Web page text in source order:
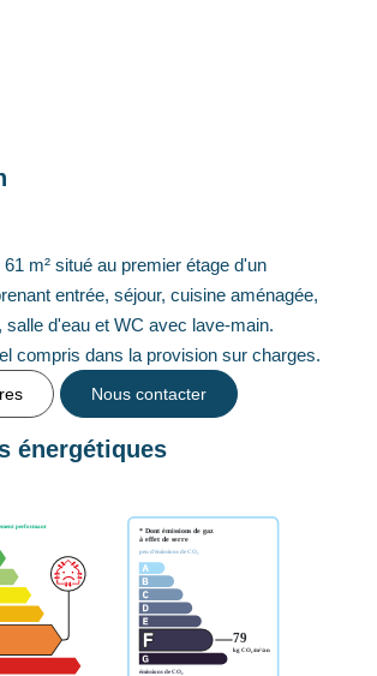
m² situé au premier étage d'un
entrée, séjour, cuisine aménagée,
d'eau et WC avec lave-main.
compris dans la provision sur charges.
Nous contacter
énergétiques